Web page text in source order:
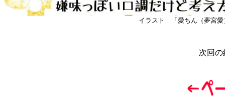
イラスト 「愛ちん（夢
次回